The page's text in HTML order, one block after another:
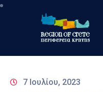
Περιφέρεια
7 Ιουλίου, 2023